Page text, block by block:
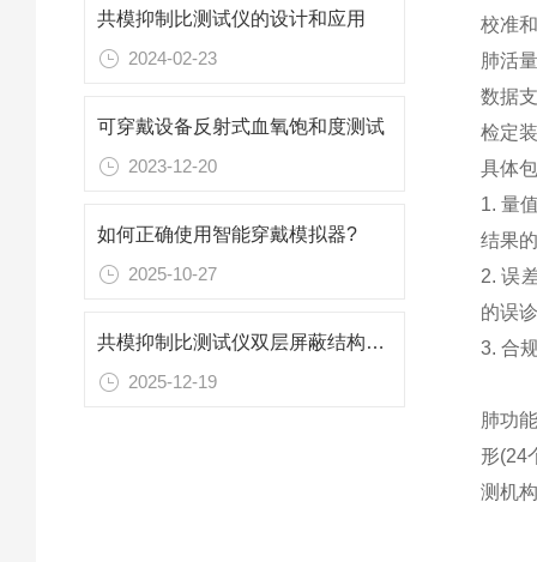
共模抑制比测试仪的设计和应用
2024-02-23
可穿戴设备反射式血氧饱和度测试
2023-12-20
如何正确使用智能穿戴模拟器?
2025-10-27
共模抑制比测试仪双层屏蔽结构，避免内部与外部的噪声干扰
2025-12-19
校准
肺活
数据
检定
具体
1. 量
结果
2. 误
的误
3. 合
肺功
形(24
测机